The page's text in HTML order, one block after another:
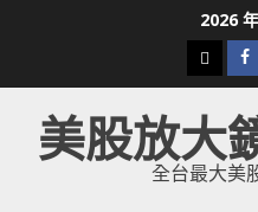
2026
下
載
美
股
美股放大
全台最大美